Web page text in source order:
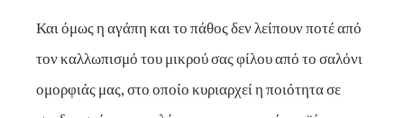
Και όμως η αγάπη και το πάθος δεν λείπουν ποτέ από
τον καλλωπισμό του μικρού σας φίλου από το σαλόνι
ομορφιάς μας, στο οποίο κυριαρχεί η ποιότητα σε